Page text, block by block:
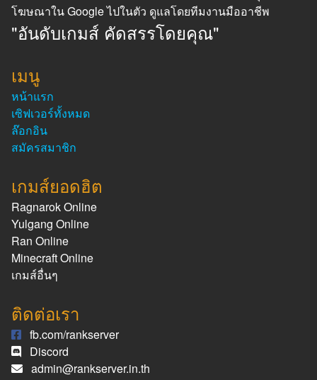
โฆษณาใน Google ไปในตัว ดูแลโดยทีมงานมืออาชีพ
"อันดับเกมส์ คัดสรรโดยคุณ"
เมนู
หน้าแรก
เซิฟเวอร์ทั้งหมด
ล๊อกอิน
สมัครสมาชิก
เกมส์ยอดฮิต
Ragnarok Online
Yulgang Online
Ran Online
Minecraft Online
เกมส์อื่นๆ
ติดต่อเรา
fb.com/rankserver
Discord
admin@rankserver.in.th